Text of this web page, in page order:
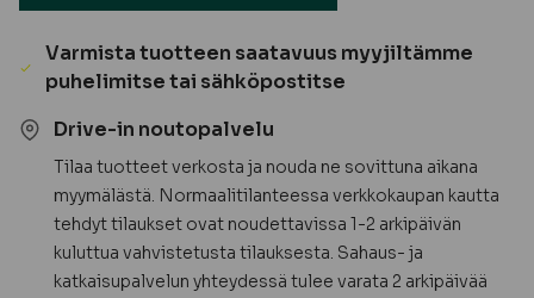
UTV
määrä
Varmista tuotteen saatavuus myyjiltämme
puhelimitse tai sähköpostitse
Drive-in noutopalvelu
Tilaa tuotteet verkosta ja nouda ne sovittuna aikana
myymälästä. Normaalitilanteessa verkkokaupan kautta
tehdyt tilaukset ovat noudettavissa 1-2 arkipäivän
kuluttua vahvistetusta tilauksesta. Sahaus- ja
katkaisupalvelun yhteydessä tulee varata 2 arkipäivää